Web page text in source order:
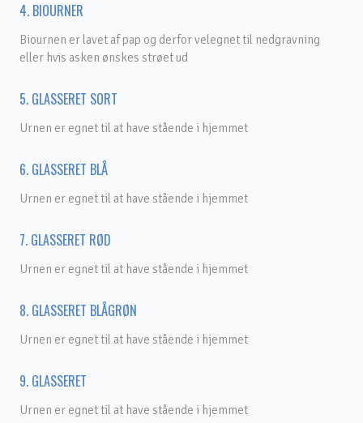
4. BIOURNER
Biournen er lavet af pap og derfor velegnet til nedgravning
eller hvis asken ønskes strøet ud
5. GLASSERET SORT
Urnen er egnet til at have stående i hjemmet
6. GLASSERET BLÅ
Urnen er egnet til at have stående i hjemmet
7. GLASSERET RØD
Urnen er egnet til at have stående i hjemmet
8. GLASSERET BLÅGRØN
Urnen er egnet til at have stående i hjemmet
9. GLASSERET
Urnen er egnet til at have stående i hjemmet